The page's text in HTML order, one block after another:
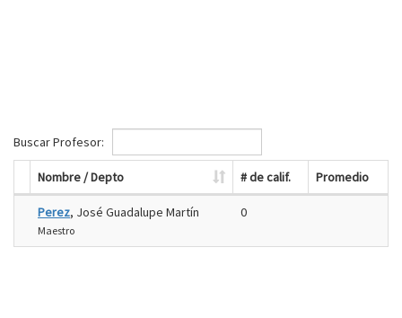
Buscar Profesor:
Nombre / Depto # de calif. Promedio
Perez, José Guadalupe Martín
Maestro
0